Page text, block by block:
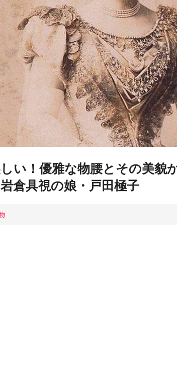
い！優雅な物腰とその美貌
倉具視の娘・戸田極子